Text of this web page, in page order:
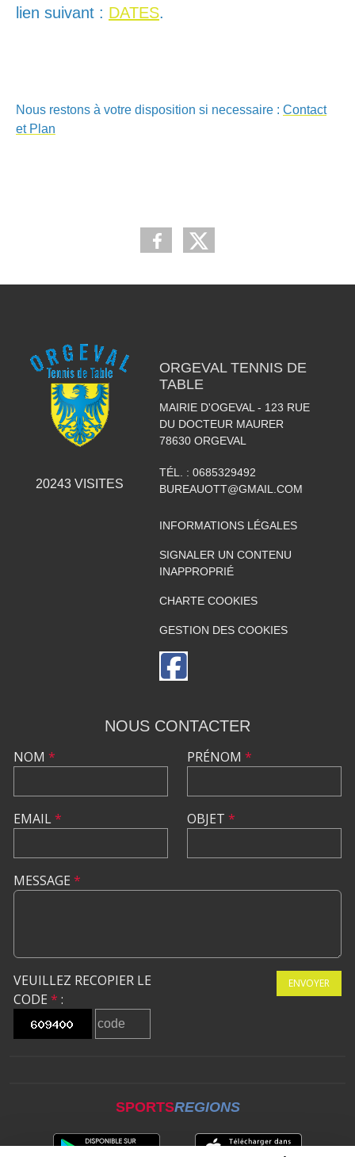
lien suivant : DATES.
Nous restons à votre disposition si necessaire : Contact
et Plan
20243VISITES
ORGEVAL TENNIS DE
TABLE
MAIRIE D'OGEVAL - 123 RUE
DU DOCTEUR MAURER
78630 ORGEVAL
TÉL. : 0685329492
BUREAUOTT@GMAIL.COM
INFORMATIONS LÉGALES
SIGNALER UN CONTENU
INAPPROPRIÉ
CHARTE COOKIES
GESTION DES COOKIES
NOUS CONTACTER
NOM *
EMAIL*
PRÉNOM *
OBJET *
MESSAGE *
VEUILLEZ RECOPIER LE
CODE * :
ENVOYER
SPORTSREGIONS